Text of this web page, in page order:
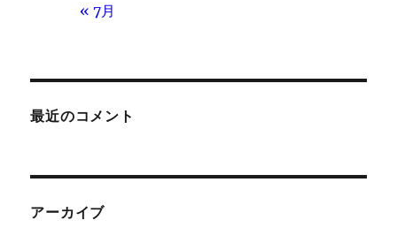
« 7月
最近のコメント
アーカイブ